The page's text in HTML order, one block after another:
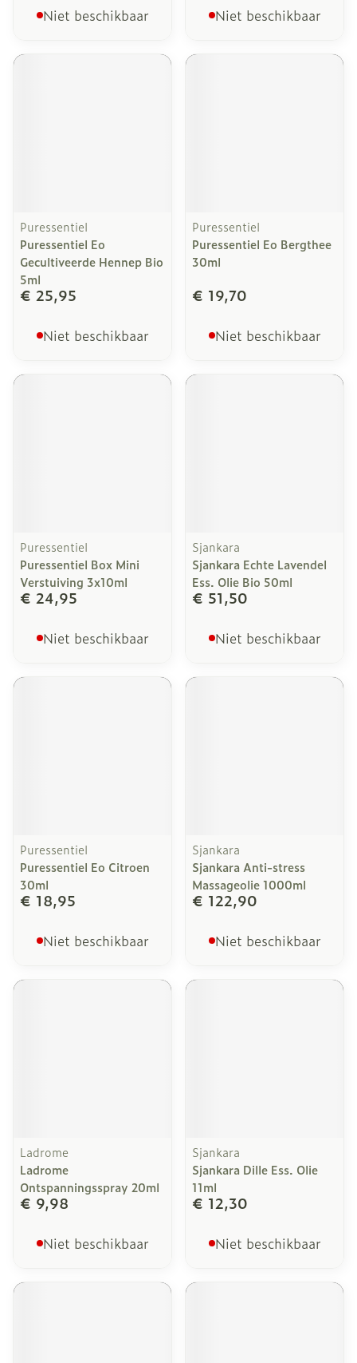
Niet beschikbaar Niet beschikbaar
Puressentiel
Puressentiel Eo
Gecultiveerde Hennep Bio
5ml
€ 25,95
Niet beschikbaar
Puressentiel
Puressentiel Eo Bergthee
30ml
€ 19,70
Niet beschikbaar
Puressentiel
Puressentiel Box Mini
Verstuiving 3x10ml
€ 24,95
Niet beschikbaar
Sjankara
Sjankara Echte Lavendel
Ess. Olie Bio 50ml
€ 51,50
Niet beschikbaar
Puressentiel
Puressentiel Eo Citroen
30ml
€ 18,95
Niet beschikbaar
Sjankara
Sjankara Anti-stress
Massageolie 1000ml
€ 122,90
Niet beschikbaar
Ladrome
Ladrome
Ontspanningsspray 20ml
€ 9,98
Niet beschikbaar
Sjankara
Sjankara Dille Ess. Olie
11ml
€ 12,30
Niet beschikbaar